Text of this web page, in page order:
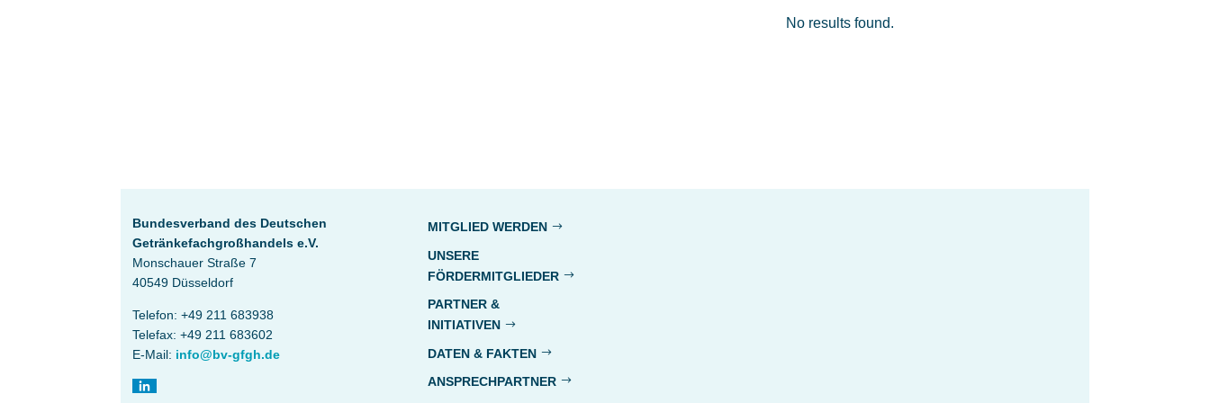
No results found.
Bundesverband des Deutschen
Getränke­fach­großhandels e.V.
Monschauer Straße 7
40549 Düsseldorf
Telefon: +49 211 683938
Telefax: +49 211 683602
E-Mail: info@bv-gfgh.de
MITGLIED WERDEN
UNSERE
FÖRDERMITGLIEDER
PARTNER &
INITIATIVEN
DATEN & FAKTEN
ANSPRECHPARTNER